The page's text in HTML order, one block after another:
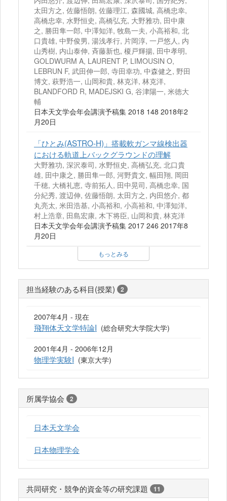
太田方之, 佐藤悟朗, 佐藤理江, 森國城, 高橋忠幸,
高橋忠幸, 水野恒史, 高橋弘充, 大野雅功, 田中康
之, 勝田隼一郎, 中澤知洋, 牧島一夫, 小高裕和, 北
口貴雄, 中野俊男, 湯浅孝行, 片岡淳, 一戸悠人, 内
山秀樹, 内山泰伸, 斉藤新也, 榎戸輝揚, 田中孝明,
GOLDWURM A, LAURENT P, LIMOUSIN O,
LEBRUN F, 武田伸一郎, 寺田幸功, 中森健之, 野田
博文, 萩野浩一, 山岡和貴, 林克洋, 林克洋,
BLANDFORD R, MADEJSKI G, 谷津陽一, 米徳大
輔
日本天文学会年会講演予稿集 2018 148 2018年2
月20日
「ひとみ(ASTRO‐H)」搭載軟ガンマ線検出器
における軌道上バックグラウンドの理解
大野雅功, 深沢泰司, 水野恒史, 高橋弘充, 北口貴
雄, 田中康之, 勝田隼一郎, 河野貴文, 幅田翔, 岡田
千穂, 大橋礼恵, 寺前拓人, 田中晃司, 高橋忠幸, 国
分紀秀, 渡辺伸, 佐藤悟朗, 太田方之, 内田悠介, 都
丸亮太, 米田浩基, 小高裕和, 小高裕和, 中澤知洋,
村上浩章, 田島宏康, 木下将臣, 山岡和貴, 林克洋
日本天文学会年会講演予稿集 2017 246 2017年8
月20日
もっとみる
担当経験のある科目(授業) 2
2007年4月 - 現在
飛翔体天文学特論I (総合研究大学院大学)
2001年4月 - 2006年12月
物理学実験I (東京大学)
所属学協会 2
日本天文学会
日本物理学会
共同研究・競争的資金等の研究課題 11